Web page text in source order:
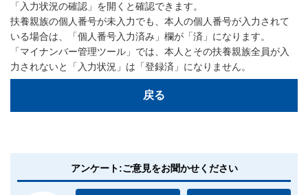
「入力状況の確認」を開くと確認できます。
扶養親族の個人番号が未入力でも、本人の個人番号が入力されて
いる場合は、「個人番号入力済み」欄が「済」になります。
「マイナンバー管理ツール」では、本人とその扶養親族全員が入
力されないと「入力状況」は「登録済」になりません。
戻る
アンケート:ご意見をお聞かせください